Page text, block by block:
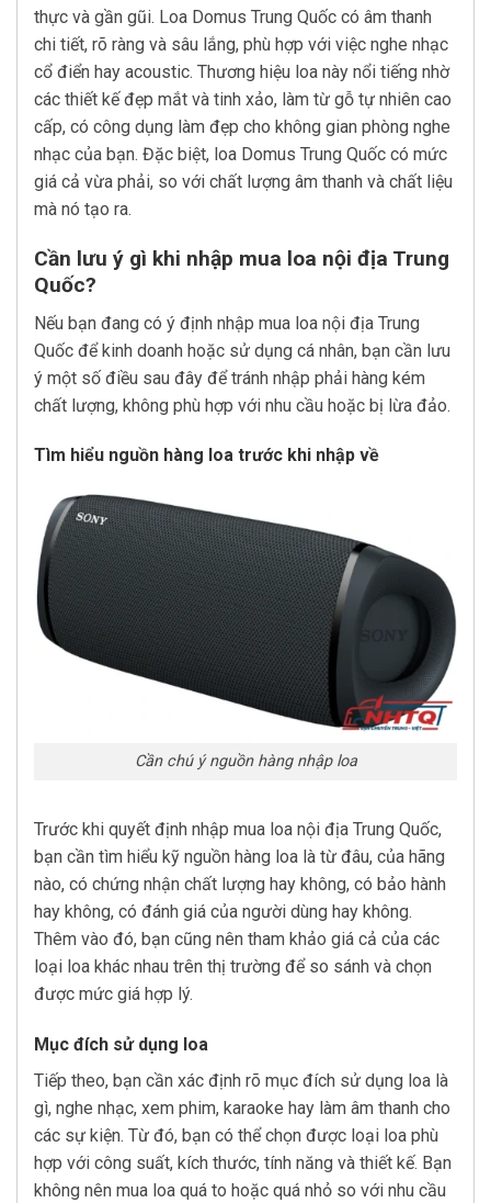
thực và gần gũi. Loa Domus Trung Quốc có âm thanh
chi tiết, rõ ràng và sâu lắng, phù hợp với việc nghe nhạc
cổ điển hay acoustic. Thương hiệu loa này nổi tiếng nhờ
các thiết kế đẹp mắt và tinh xảo, làm từ gỗ tự nhiên cao
cấp, có công dụng làm đẹp cho không gian phòng nghe
nhạc của bạn. Đặc biệt, loa Domus Trung Quốc có mức
giá cả vừa phải, so với chất lượng âm thanh và chất liệu
mà nó tạo ra.
Cần lưu ý gì khi nhập mua loa nội địa Trung
Quốc?
Nếu bạn đang có ý định nhập mua loa nội địa Trung
Quốc để kinh doanh hoặc sử dụng cá nhân, bạn cần lưu
ý một số điều sau đây để tránh nhập phải hàng kém
chất lượng, không phù hợp với nhu cầu hoặc bị lừa đảo.
Tìm hiểu nguồn hàng loa trước khi nhập về
Cần chú ý nguồn hàng nhập loa
Trước khi quyết định nhập mua loa nội địa Trung Quốc,
bạn cần tìm hiểu kỹ nguồn hàng loa là từ đâu, của hãng
nào, có chứng nhận chất lượng hay không, có bảo hành
hay không, có đánh giá của người dùng hay không.
Thêm vào đó, bạn cũng nên tham khảo giá cả của các
loại loa khác nhau trên thị trường để so sánh và chọn
được mức giá hợp lý.
Mục đích sử dụng loa
Tiếp theo, bạn cần xác định rõ mục đích sử dụng loa là
gì, nghe nhạc, xem phim, karaoke hay làm âm thanh cho
các sự kiện. Từ đó, bạn có thể chọn được loại loa phù
hợp với công suất, kích thước, tính năng và thiết kế. Bạn
không nên mua loa quá to hoặc quá nhỏ so với nhu cầu